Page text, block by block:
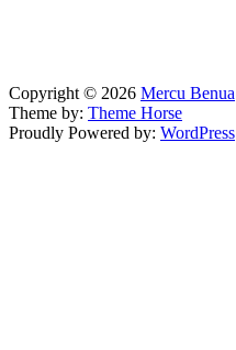
Copyright © 2026 Mercu Benua
Theme by: Theme Horse
Proudly Powered by: WordPress